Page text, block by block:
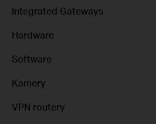
Integrated Gateways
Hardware
Software
Kamery
VPN routery